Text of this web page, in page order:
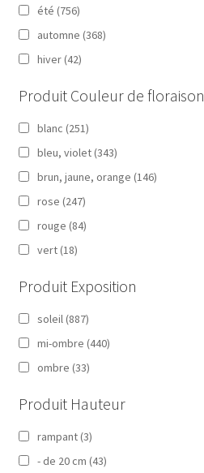
été (756)
automne (368)
hiver (42)
Produit Couleur de floraison
blanc (251)
bleu, violet (343)
brun, jaune, orange (146)
rose (247)
rouge (84)
vert (18)
Produit Exposition
soleil (887)
mi-ombre (440)
ombre (33)
Produit Hauteur
rampant (3)
- de 20 cm (43)